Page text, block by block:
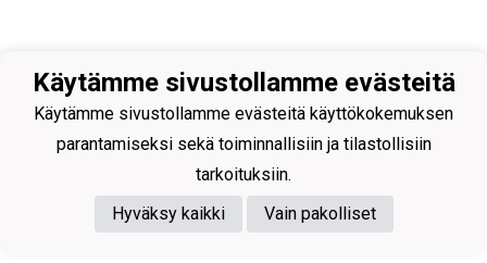
Käytämme sivustollamme evästeitä
Käytämme sivustollamme evästeitä käyttökokemuksen
parantamiseksi sekä toiminnallisiin ja tilastollisiin
tarkoituksiin.
Hyväksy kaikki
Vain pakolliset